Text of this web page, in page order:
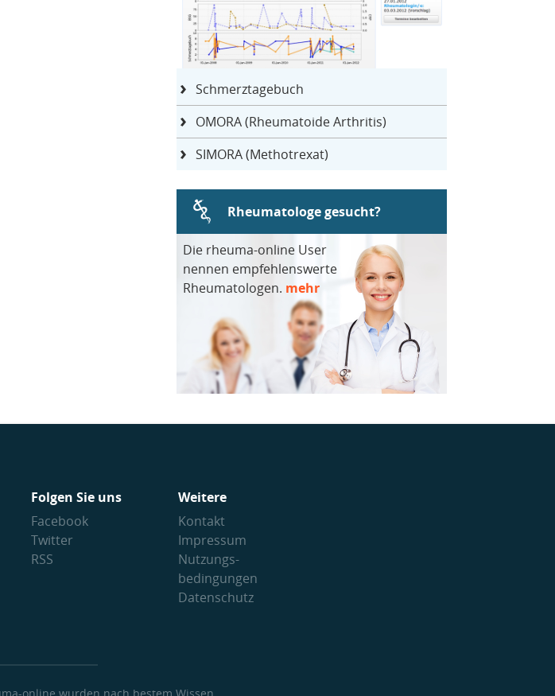
Schmerztagebuch
OMORA (Rheumatoide Arthritis)
SIMORA (Methotrexat)
Rheumatologe gesucht?
Die rheuma-online User
nennen empfehlenswerte
Rheumatologen. mehr
Folgen Sie uns
Facebook
Twitter
RSS
Weitere
Kontakt
Impressum
Nutzungs­
bedingungen
Datenschutz